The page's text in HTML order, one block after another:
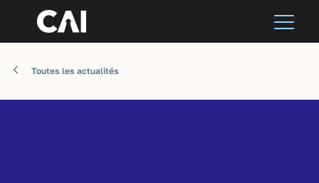
Toutes les actualités